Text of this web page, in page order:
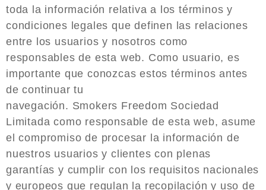
toda la información relativa a los términos y
condiciones legales que definen las relaciones
entre los usuarios y nosotros como
responsables de esta web. Como usuario, es
importante que conozcas estos términos antes
de continuar tu
navegación. Smokers Freedom Sociedad
Limitada como responsable de esta web, asume
el compromiso de procesar la información de
nuestros usuarios y clientes con plenas
garantías y cumplir con los requisitos nacionales
y europeos que regulan la recopilación y uso de